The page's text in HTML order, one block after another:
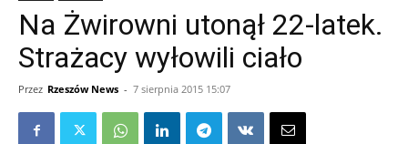
Na Żwirowni utonął 22-latek.
Strażacy wyłowili ciało
Przez Rzeszów News - 7 sierpnia 2015 15:07